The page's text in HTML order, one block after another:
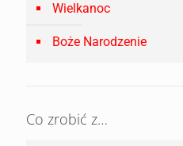
Wielkanoc
Boże Narodzenie
Co zrobić z…